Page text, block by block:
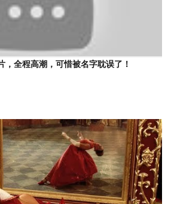
，全程高潮，可惜被名字耽误了！